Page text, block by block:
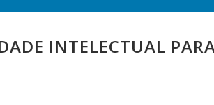
INTELECTUAL